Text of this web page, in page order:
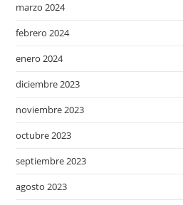
marzo 2024
febrero 2024
enero 2024
diciembre 2023
noviembre 2023
octubre 2023
septiembre 2023
agosto 2023